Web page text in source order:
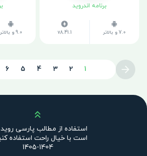
برنامه اندروید
7.0 و بالاتر v8.41.1 9.0 و بالاتر
1
2
3
4
5
6
بالا
استفاده از مطالب پارسی روید
است با خیال راحت استفاده
1404-1405